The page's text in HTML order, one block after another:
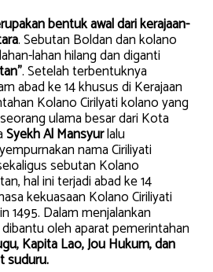
bentuk awal dari kerajaan-
. Sebutan Boldan dan kolano
lahan hilang dan diganti
. Setelah terbentuknya
abad ke 14 khusus di Kerajaan
Kolano Cirilyati kolano yang
ulama besar dari Kota
Syekh Al Mansyurlalu
nama Ciriliyati
sebutan Kolano
hal ini terjadi abad ke 14
kekuasaan Kolano Ciriliyati
1495. Dalam menjalankan
oleh aparat pemerintahan
Kapita Lao, Jou Hukum, dan
suduru.